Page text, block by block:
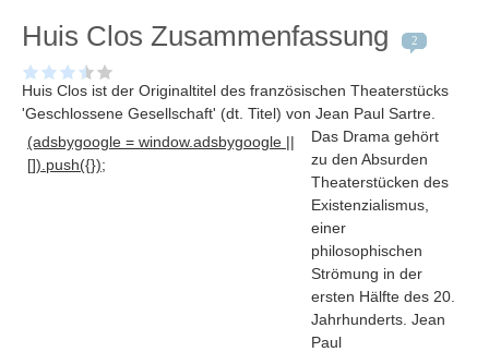
Die Räuber
Woyzeck
Huis Clos Zusammenfassung 2
Huis Clos ist der Originaltitel des französischen Theaterstücks
'Geschlossene Gesellschaft' (dt. Titel) von Jean Paul Sartre
(adsbygoogle = window.adsbygoogle ||
[]).push({});
Das Drama gehört
zu den Absurden
Theaterstücken des
Existenzialismus,
einer
philosophischen
Strömung in der
ersten Hälfte des 20.
Jahrhunderts. Jean
Paul